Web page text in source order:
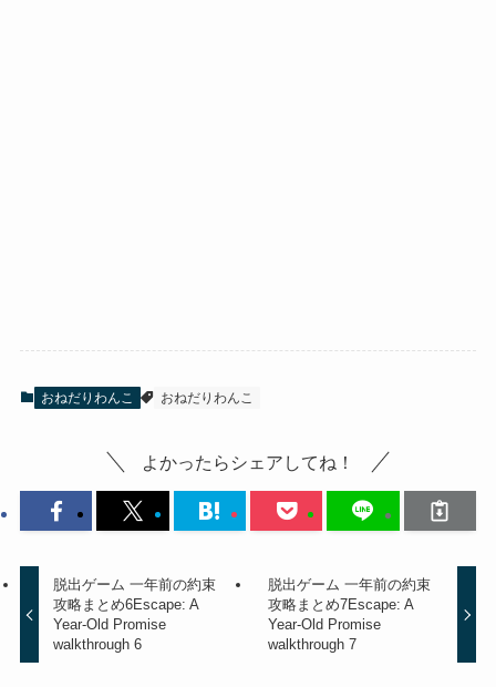
おねだりわんこ おねだりわんこ
よかったらシェアしてね！
脱出ゲーム 一年前の約束
攻略まとめ6Escape: A
Year-Old Promise
walkthrough 6
脱出ゲーム 一年前の約束
攻略まとめ7Escape: A
Year-Old Promise
walkthrough 7